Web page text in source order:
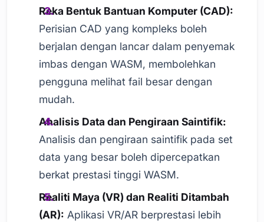
Reka Bentuk Bantuan Komputer (CAD):
Perisian CAD yang kompleks boleh
berjalan dengan lancar dalam penyemak
imbas dengan WASM, membolehkan
pengguna melihat fail besar dengan
mudah.
Analisis Data dan Pengiraan Saintifik:
Analisis dan pengiraan saintifik pada set
data yang besar boleh dipercepatkan
berkat prestasi tinggi WASM.
Realiti Maya (VR) dan Realiti Ditambah
(AR): Aplikasi VR/AR berprestasi lebih